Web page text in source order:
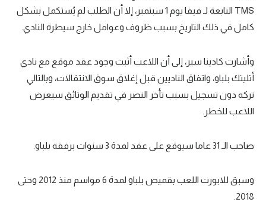
أقسام خاصة
ميركاتو
تحقيق في الجول
تقرير في الجول
تحليل في الجول
كويز في الجول
TMS التابعة لـ فيفا يوم 1 سبتمبر، إلا أن الطلب لم يُستكمل بشكل
كامل في ذلك التاريخ بسبب ظروف وعوامل خارج سيطرة النادي.
وأشارت كادينا سير، إلى أن اللاعب أثبت وجود عقد موقع مع نادي
أتليتك بلباو، واتفاق الناديين قبل إغلاق سوق الانتقالات، وبالتالي
تركه دون تسجيل بسبب تأخر النصر في تقديم الوثائق سيعرض
اللاعب للخطر.
صاحب الـ 31 عاما سيوقع على عقد لمدة 3 سنوات برفقة بلباو.
وسبق للابورت اللعب بقميص بلباو لمدة 6 مواسم منذ 2012 وحتى
2018.